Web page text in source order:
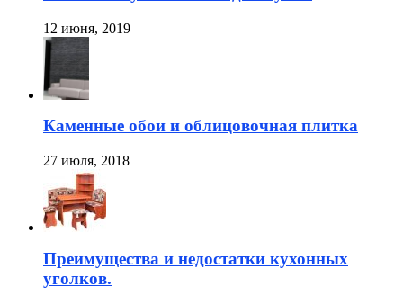
12 июня, 2019
Каменные обои и облицовочная плитка
27 июля, 2018
Преимущества и недостатки кухонных
уголков.